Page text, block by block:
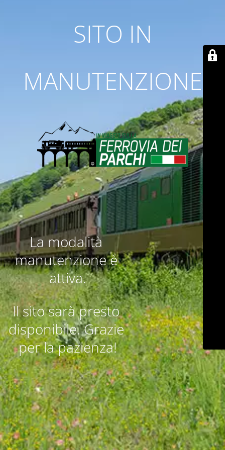
SITO IN
MANUTENZIONE
La modalità
manutenzione è
attiva.
Il sito sarà presto
disponibile. Grazie
per la pazienza!